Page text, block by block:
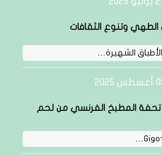
وتنوع الثقافات
الشهيرة…
2025
تحفة المطبخ الفرنسي من لحم